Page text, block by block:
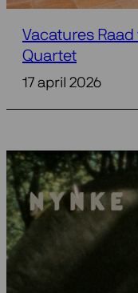
Vacatures Raad
Quartet
17 april 2026